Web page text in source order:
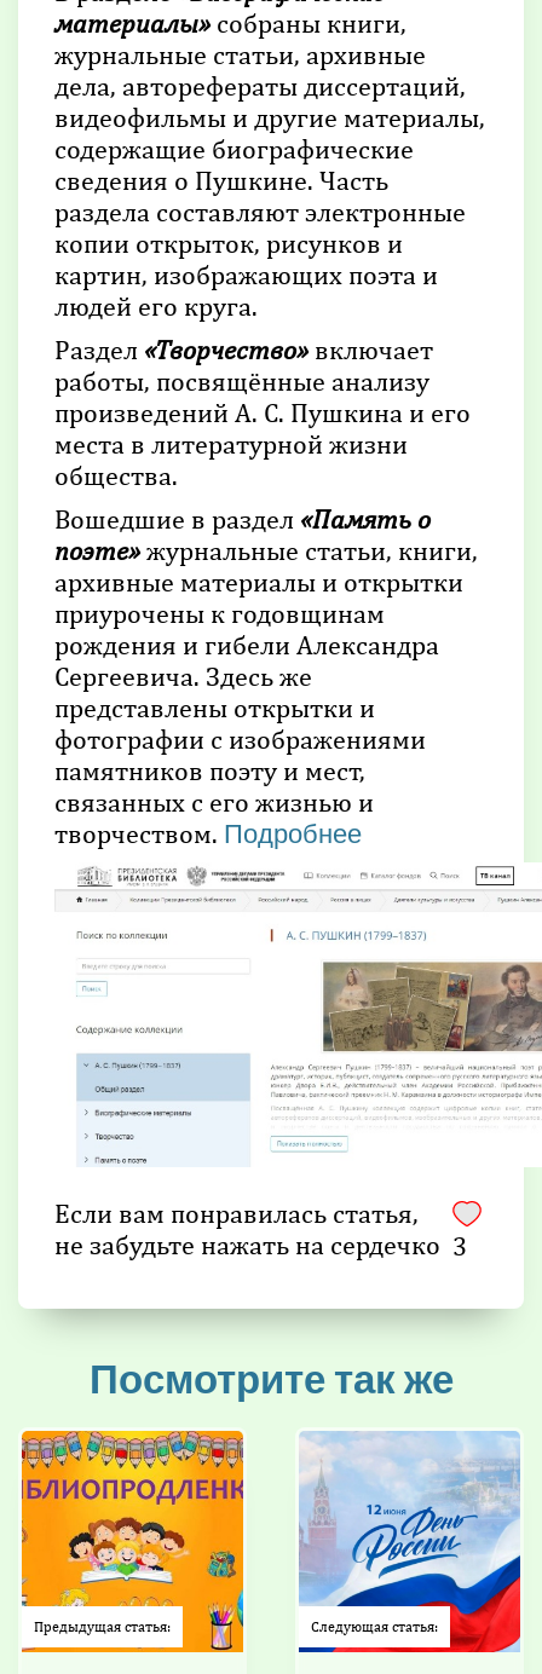
материалы»собраны книги,
журнальные статьи, архивные
дела, авторефераты диссертаций,
видеофильмы и другие материалы,
содержащие биографические
сведения о Пушкине. Часть
раздела составляют электронные
копии открыток, рисунков и
картин, изображающих поэта и
людей его круга.
Раздел «Творчество»включает
работы, посвящённые анализу
произведений А. С. Пушкина и его
места в литературной жизни
общества.
Вошедшие в раздел «Память о
поэте»журнальные статьи, книги,
архивные материалы и открытки
приурочены к годовщинам
рождения и гибели Александра
Сергеевича. Здесь же
представлены открытки и
фотографии с изображениями
памятников поэту и мест,
связанных с его жизнью и
творчеством. Подробнее
Если вам понравилась статья,
не забудьте нажать на сердечко 3
Посмотрите так же
Предыдущая статья: Следующая статья: